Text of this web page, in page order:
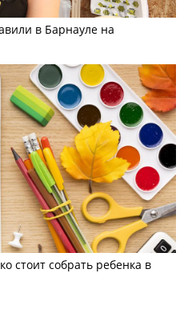
в Барнауле на
стоит собрать ребенка в